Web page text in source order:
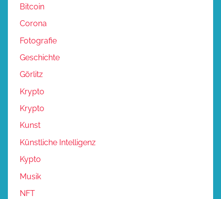
Bitcoin
Corona
Fotografie
Geschichte
Görlitz
Krypto
Krypto
Kunst
Künstliche Intelligenz
Kypto
Musik
NFT